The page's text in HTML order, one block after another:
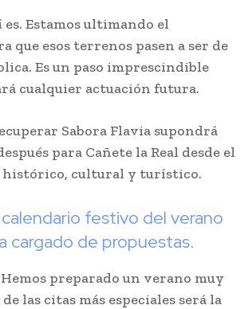
es. Estamos ultimando el
que esos terrenos pasen a ser de
Es un paso imprescindible
cualquier actuación futura.
Sabora Flavia supondrá
para Cañete la Real desde el
histórico, cultural y turístico.
festivo del verano
cargado de propuestas.
Hemos preparado un verano muy
las citas más especiales será la